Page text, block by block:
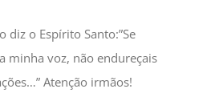
diz o Espírito Santo:”Se
minha voz, não endureçais
Atenção irmãos!